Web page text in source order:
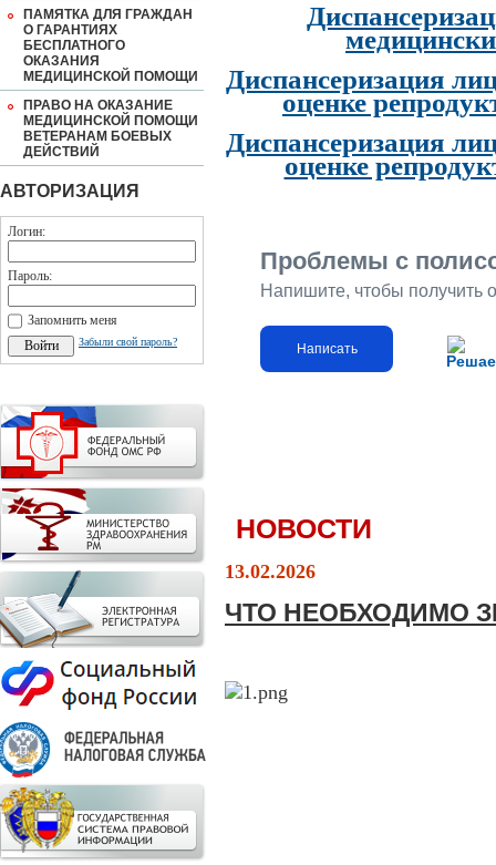
ПАМЯТКА ДЛЯ ГРАЖДАН
О ГАРАНТИЯХ
БЕСПЛАТНОГО
ОКАЗАНИЯ
МЕДИЦИНСКОЙ ПОМОЩИ
ПРАВО НА ОКАЗАНИЕ
МЕДИЦИНСКОЙ ПОМОЩИ
ВЕТЕРАНАМ БОЕВЫХ
ДЕЙСТВИЙ
АВТОРИЗАЦИЯ
Логин:
Пароль:
Запомнить меня
Забыли свой пароль?
Диспансеризация
оценке
Диспансеризация
оценке
Проблемы с
Напишите, чтобы получить
Написать
НОВОСТИ
13.02.2026
ЧТО НЕОБХОДИМО